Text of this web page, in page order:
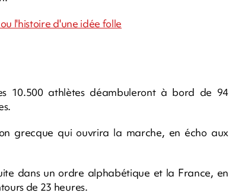
l'histoire d'une idée folle
10.500 athlètes déambuleront à bord de 94
grecque qui ouvrira la marche, en écho aux
dans un ordre alphabétique et la France, en
de 23 heures.